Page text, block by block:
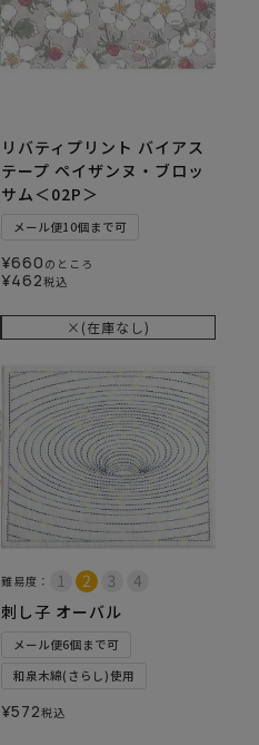
リバティプリント バイアス
テープ ペイザンヌ・ブロッ
サム＜02P＞
メール便10個まで可
¥660 のところ
¥462税込
×(在庫なし)
難易度：
刺し子 オーバル
メール便6個まで可
和泉木綿(さらし)使用
¥572税込